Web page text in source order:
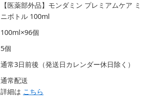
【医薬部外品】モンダミン プレミアムケア ミ
ニボトル 100ml
100ml×96個
5個
通常3日前後（発送日カレンダー休日除く）
通常配送
詳細は こちら